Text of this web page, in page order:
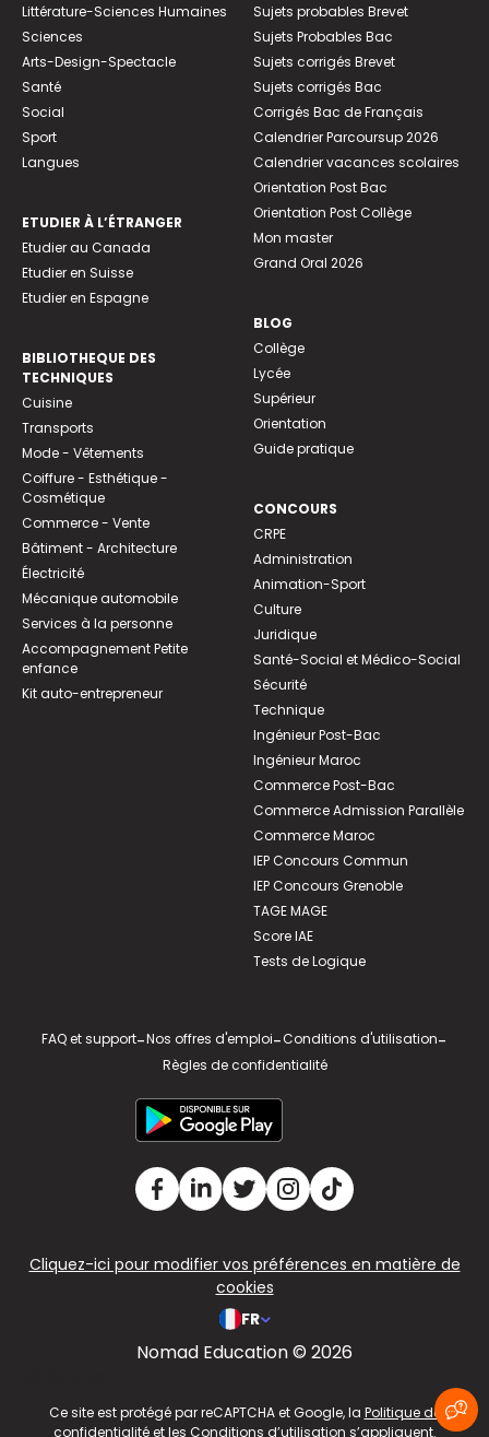
Littérature-Sciences Humaines
Sciences
Arts-Design-Spectacle
Santé
Social
Sport
Langues
ETUDIER À L’ÉTRANGER
Etudier au Canada
Etudier en Suisse
Etudier en Espagne
BIBLIOTHEQUE DES
TECHNIQUES
Cuisine
Transports
Mode - Vêtements
Coiffure - Esthétique -
Cosmétique
Commerce - Vente
Bâtiment - Architecture
Électricité
Mécanique automobile
Services à la personne
Accompagnement Petite
enfance
Kit auto-entrepreneur
Sujets probables Brevet
Sujets Probables Bac
Sujets corrigés Brevet
Sujets corrigés Bac
Corrigés Bac de Français
Calendrier Parcoursup 2026
Calendrier vacances scolaires
Orientation Post Bac
Orientation Post Collège
Mon master
Grand Oral 2026
BLOG
Collège
Lycée
Supérieur
Orientation
Guide pratique
CONCOURS
CRPE
Administration
Animation-Sport
Culture
Juridique
Santé-Social et Médico-Social
Sécurité
Technique
Ingénieur Post-Bac
Ingénieur Maroc
Commerce Post-Bac
Commerce Admission Parallèle
Commerce Maroc
IEP Concours Commun
IEP Concours Grenoble
TAGE MAGE
Score IAE
Tests de Logique
FAQ et support-Nos offres d'emploi-Conditions d'utilisation-
Règles de confidentialité
Cliquez-ici pour modifier vos préférences en matière de
cookies
FR
Nomad Education © 2026
Ce site est protégé par reCAPTCHA et Google, la Politique de
confidentialitéet les Conditions d’utilisation s’appliquent.